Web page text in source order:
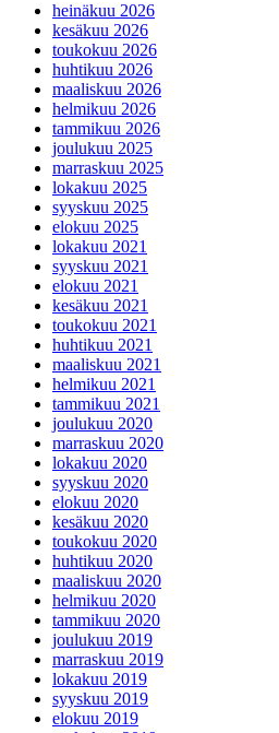
heinäkuu 2026
kesäkuu 2026
toukokuu 2026
huhtikuu 2026
maaliskuu 2026
helmikuu 2026
tammikuu 2026
joulukuu 2025
marraskuu 2025
lokakuu 2025
syyskuu 2025
elokuu 2025
lokakuu 2021
syyskuu 2021
elokuu 2021
kesäkuu 2021
toukokuu 2021
huhtikuu 2021
maaliskuu 2021
helmikuu 2021
tammikuu 2021
joulukuu 2020
marraskuu 2020
lokakuu 2020
syyskuu 2020
elokuu 2020
kesäkuu 2020
toukokuu 2020
huhtikuu 2020
maaliskuu 2020
helmikuu 2020
tammikuu 2020
joulukuu 2019
marraskuu 2019
lokakuu 2019
syyskuu 2019
elokuu 2019